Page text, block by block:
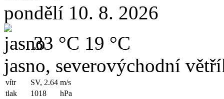
pondělí 10. 8. 2026
33 °C 19 °C
jasno, severovýchodní
vítr SV, 2.64 m/s
tlak
1018
hPa